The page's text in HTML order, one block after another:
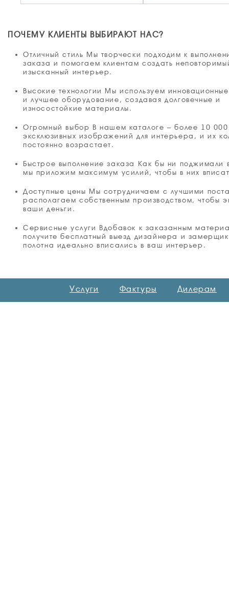
ПОЧЕМУ КЛИЕНТЫ ВЫБИРАЮТ НАС?
Отличный стиль Мы творчески подходим к
заказа и помогаем клиентам создать
изысканный интерьер.
Высокие технологии Мы используем
и лучшее оборудование, создавая долговечные и
износостойкие материалы.
Огромный выбор В нашем каталоге – более 10 000
эксклюзивных изображений для интерьера, и их
постоянно возрастает.
Быстрое выполнение заказа Как бы ни поджимали
мы приложим максимум усилий, чтобы в них
Доступные цены Мы сотрудничаем с лучшими
располагаем собственным производством, чтобы
ваши деньги.
Сервисные услуги Вдобавок к заказанным
получите бесплатный выезд дизайнера и
полотна идеально вписались в ваш интерьер.
Услуги Фактуры Дилерам